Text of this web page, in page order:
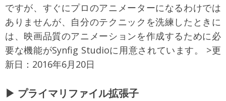
ですが、すぐにプロのアニメーターになるわけでは
ありませんが、自分のテクニックを洗練したときに
は、映画品質のアニメーションを作成するために必
要な機能がSynfig Studioに用意されています。 >更
新日：2016年6月20日
▶ プライマリファイル拡張子